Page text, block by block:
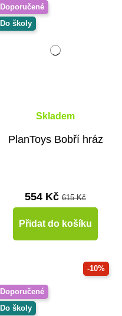
Doporučené
Do školy
Skladem
PlanToys Bobří hráz
554 Kč 615 Kč
Přidat do košíku
-10%
Doporučené
Do školy